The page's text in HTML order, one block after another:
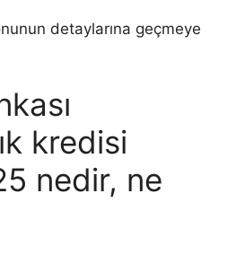
detaylarına geçmeye
kredisi
nedir, ne